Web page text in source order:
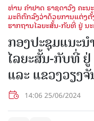
ທ່ານ ຄຳຢາດ ຣາຊດາວົງ ຄ
ມະຕິຕົກລົງວ່າດ້ວຍການແຕ່ງ
ຮາກຖານໄລຍະສັ້ນ-ກັບທີ່ ຢູ່ ນ
ກອງປະຊຸມແນະ
ໄລຍະສັ້ນ-ກັບທີ່
ແລະ ແຂວງວຽງ
14:06 25/06/2024